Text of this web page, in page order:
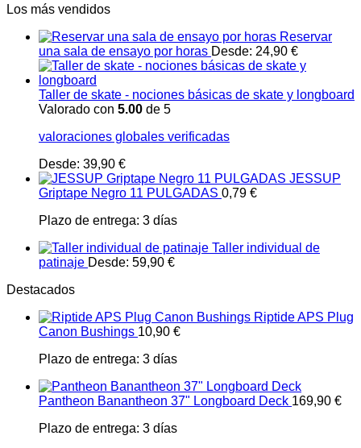
Los más vendidos
Reservar
una sala de ensayo por horas Desde: 24,90 €
Taller de skate - nociones básicas de skate y longboard
Valorado con 5.00 de 5
valoraciones globales verificadas
Desde: 39,90 €
JESSUP
Griptape Negro 11 PULGADAS 0,79 €
Plazo de entrega: 3 días
Taller individual de
patinaje Desde: 59,90 €
Destacados
Riptide APS Plug
Canon Bushings 10,90 €
Plazo de entrega: 3 días
Pantheon Banantheon 37" Longboard Deck 169,90 €
Plazo de entrega: 3 días